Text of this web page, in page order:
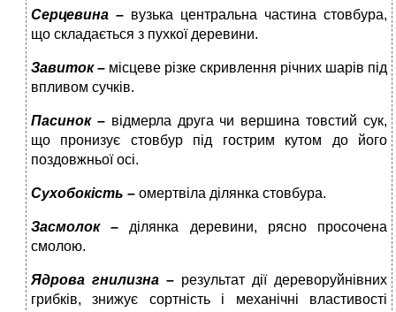
Серцевина – вузька центральна частина стовбура,
що складається з пухкої деревини.
Завиток – місцеве різке скривлення річних шарів під
впливом сучків.
Пасинок –відмерла друга чи вершина товстий сук,
що пронизує стовбур під гострим кутом до його
поздовжньої осі.
Сухобокість – омертвіла ділянка стовбура.
Засмолок – ділянка деревини, рясно просочена
смолою.
Ядрова гнилизна – результат дії дереворуйнівних
грибків, знижує сортність і механічні властивості